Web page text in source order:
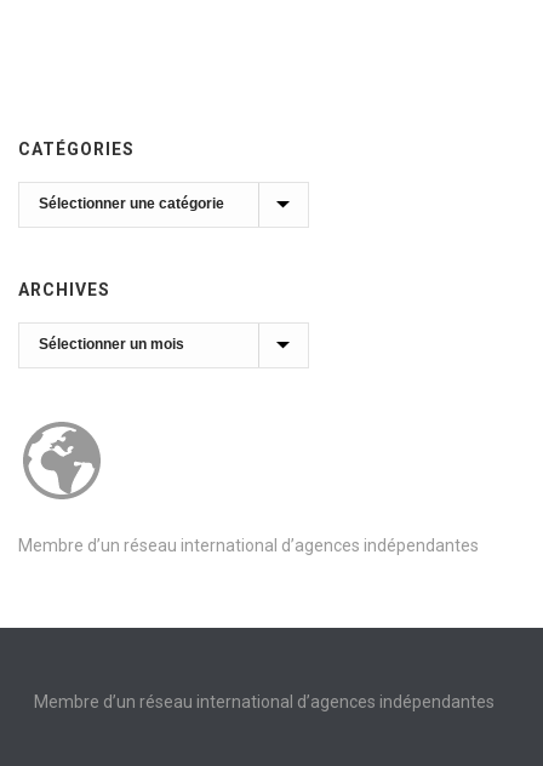
CATÉGORIES
Catégories
ARCHIVES
Archives
Membre d’un réseau international d’agences indépendantes
Membre d’un réseau international d’agences indépendantes